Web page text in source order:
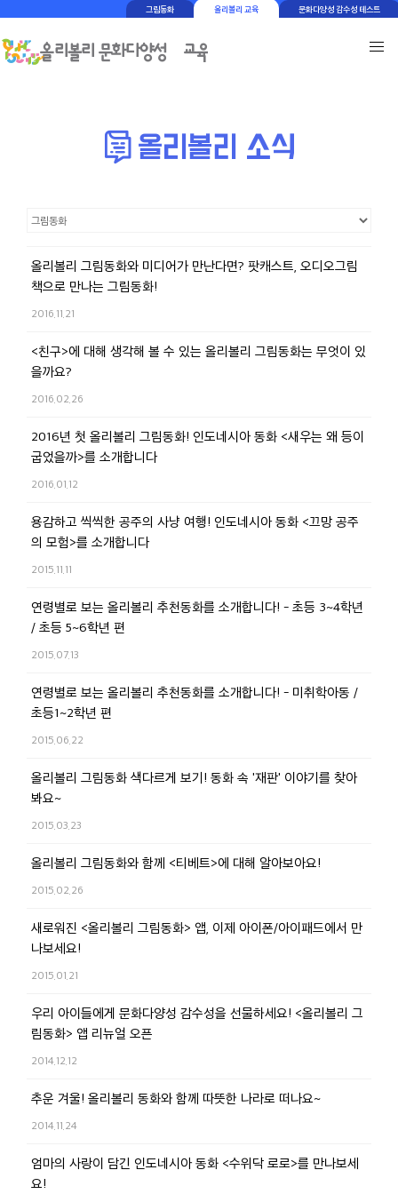
그림동화 올리볼리 교육 문화다양성 감수성 테스트
올리볼리 그림동화와 미디어가 만난다면? 팟캐스트, 오디오그림
책으로 만나는 그림동화!
2016.11.21
<친구>에 대해 생각해 볼 수 있는 올리볼리 그림동화는 무엇이 있
을까요?
2016.02.26
2016년 첫 올리볼리 그림동화! 인도네시아 동화 <새우는 왜 등이
굽었을까>를 소개합니다
2016.01.12
용감하고 씩씩한 공주의 사냥 여행! 인도네시아 동화 <끄망 공주
의 모험>를 소개합니다
2015.11.11
연령별로 보는 올리볼리 추천동화를 소개합니다! - 초등 3~4학년
/ 초등 5~6학년 편
2015.07.13
연령별로 보는 올리볼리 추천동화를 소개합니다! - 미취학아동 /
초등1~2학년 편
2015.06.22
올리볼리 그림동화 색다르게 보기! 동화 속 '재판' 이야기를 찾아
봐요~
2015.03.23
올리볼리 그림동화와 함께 <티베트>에 대해 알아보아요!
2015.02.26
새로워진 <올리볼리 그림동화> 앱, 이제 아이폰/아이패드에서 만
나보세요!
2015.01.21
우리 아이들에게 문화다양성 감수성을 선물하세요! <올리볼리 그
림동화> 앱 리뉴얼 오픈
2014.12.12
추운 겨울! 올리볼리 동화와 함께 따뜻한 나라로 떠나요~
2014.11.24
엄마의 사랑이 담긴 인도네시아 동화 <수위닥 로로>를 만나보세
요!